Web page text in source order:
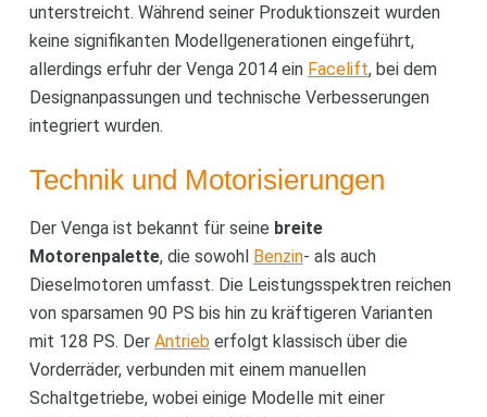
unterstreicht. Während seiner Produktionszeit wurden
keine signifikanten Modellgenerationen eingeführt,
allerdings erfuhr der Venga 2014 ein Facelift, bei dem
Designanpassungen und technische Verbesserungen
integriert wurden.
Technik und Motorisierungen
Der Venga ist bekannt für seine breite
Motorenpalette, die sowohl Benzin- als auch
Dieselmotoren umfasst. Die Leistungsspektren reichen
von sparsamen 90 PS bis hin zu kräftigeren Varianten
mit 128 PS. Der Antrieberfolgt klassisch über die
Vorderräder, verbunden mit einem manuellen
Schaltgetriebe, wobei einige Modelle mit einer